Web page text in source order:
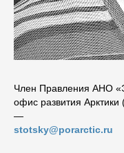
Член Правления АНО
офис развития
―
stotsky@porarctic.ru